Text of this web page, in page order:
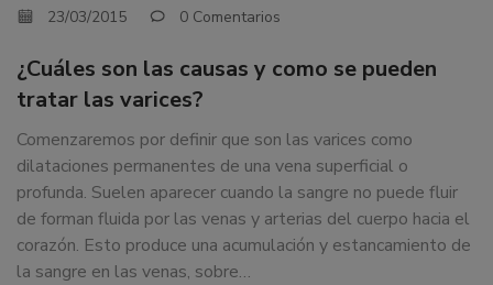
y
nos
dedicamos
a
la
docencia
y
formación
sobre
COMO
SE
PUEDEN
TRATAR
LAS
VARICES?
23/03/2015
0 Comentarios
¿Cuáles son las causas y como se pueden
tratar las varices?
Comenzaremos por definir que son las varices como
dilataciones permanentes de una vena superficial o
profunda. Suelen aparecer cuando la sangre no puede fluir
de forman fluida por las venas y arterias del cuerpo hacia el
corazón. Esto produce una acumulación y estancamiento de
la sangre en las venas, sobre…